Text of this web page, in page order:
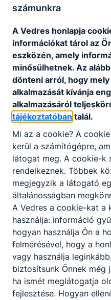
A pályázati anyag
elbírálás alapján
személyes
intézmény
igazgató javaslata
Szakképzési
állás betöltésekor a
szerint jogviszony
kikötése kötelező. A
magának a
eljárás
jogát.
Részletek, jelentkezés
Jelentkezési határidő
2026. augusztus 13.
Munkavégzés helye
Szegedi SZC Vedres
számunkra
A Vedres honlapja
információkat tárol az
eszközén, amely
minősülhetnek. Az
dönteni arról, hogy
alkalmazását kívánja
alkalmazásáról
tájékoztatóban talál.
Mi az a cookie? A
kerül a számítógépre,
látogat meg. A cookie-k
rendelkeznek. Többek
megjegyzik a látogató
általánosságban
A Vedres a cookie-kat a
használja: információ
hogyan használja Ön a
felmérésével, hogy a
vagy használja
biztosítsunk Önnek még
ha ismét meglátogatja
fejlesztése. Hogyan